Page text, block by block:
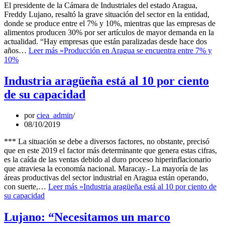
El presidente de la Cámara de Industriales del estado Aragua,
Freddy Lujano, resaltó la grave situación del sector en la entidad,
donde se produce entre el 7% y 10%, mientras que las empresas de
alimentos producen 30% por ser artículos de mayor demanda en la
actualidad. “Hay empresas que están paralizadas desde hace dos
años… Leer más »Producción en Aragua se encuentra entre 7% y
10%
Industria aragüeña está al 10 por ciento
de su capacidad
porciea_admin
08/10/2019
*** La situación se debe a diversos factores, no obstante, precisó
que en este 2019 el factor más determinante que genera estas cifras,
es la caída de las ventas debido al duro proceso hiperinflacionario
que atraviesa la economía nacional. Maracay.- La mayoría de las
áreas productivas del sector industrial en Aragua están operando,
con suerte,… Leer más »Industria aragüeña está al 10 por ciento de
su capacidad
Lujano: “Necesitamos un marco